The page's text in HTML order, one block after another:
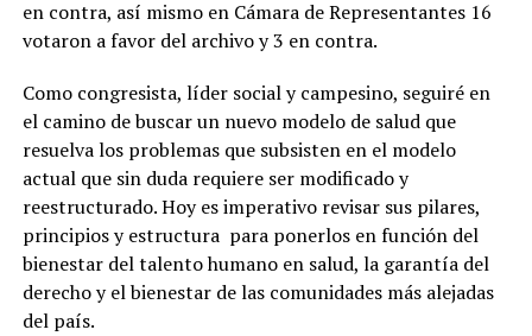
en contra, así mismo en Cámara de Representantes 16
votaron a favor del archivo y 3 en contra.
Como congresista, líder social y campesino, seguiré en
el camino de buscar un nuevo modelo de salud que
resuelva los problemas que subsisten en el modelo
actual que sin duda requiere ser modificado y
reestructurado. Hoy es imperativo revisar sus pilares,
principios y estructura para ponerlos en función del
bienestar del talento humano en salud, la garantía del
derecho y el bienestar de las comunidades más alejadas
del país.